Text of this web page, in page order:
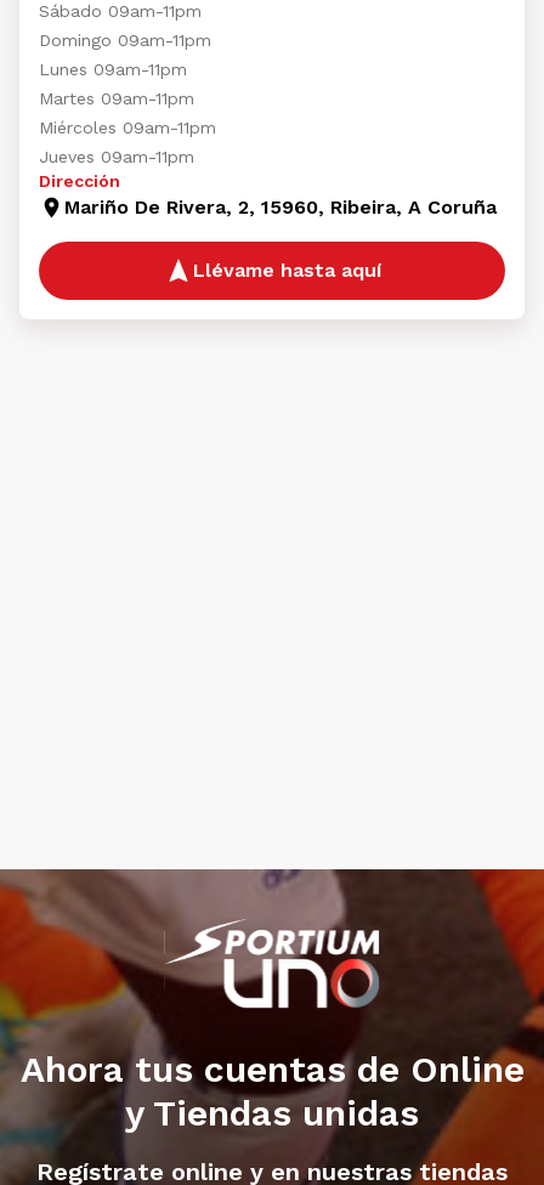
Sábado 09am-11pm
Domingo 09am-11pm
Lunes 09am-11pm
Martes 09am-11pm
Miércoles 09am-11pm
Jueves 09am-11pm
Dirección
Mariño De Rivera, 2, 15960, Ribeira, A Coruña
Llévame hasta aquí
Ahora tus cuentas de Online
y Tiendas unidas
Regístrate online y en nuestras tiendas